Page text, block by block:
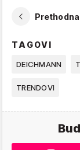
TAGOVI
DEICHMANN
TRENDOVI